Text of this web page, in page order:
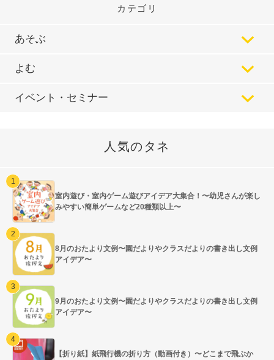
カテゴリ
あそぶ
よむ
イベント・セミナー
人気のタネ
室内遊び・室内ゲーム遊びアイデア大集合！〜幼児さんが楽し
みやすい簡単ゲームなど20種類以上〜
8月のおたより文例〜園だよりやクラスだよりの書き出し文例
アイデア〜
9月のおたより文例〜園だよりやクラスだよりの書き出し文例
アイデア〜
【折り紙】紙飛行機の折り方（動画付き）〜どこまで飛ぶか